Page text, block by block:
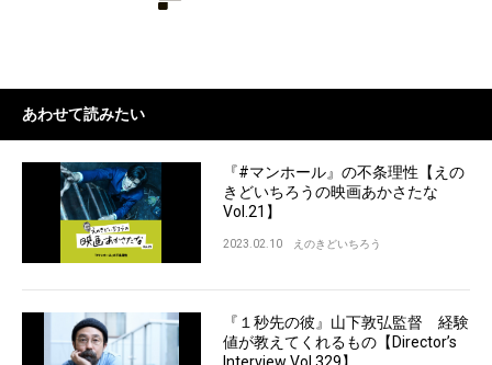
あわせて読みたい
『#マンホール』の不条理性【えの
きどいちろうの映画あかさたな
Vol.21】
2023.02.10 えのきどいちろう
『１秒先の彼』山下敦弘監督 経験
値が教えてくれるもの【Director’s
Interview Vol.329】